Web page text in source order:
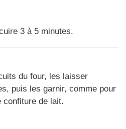
3 à 5 minutes.
du four, les laisser
puis les garnir, comme pour
confiture de lait.